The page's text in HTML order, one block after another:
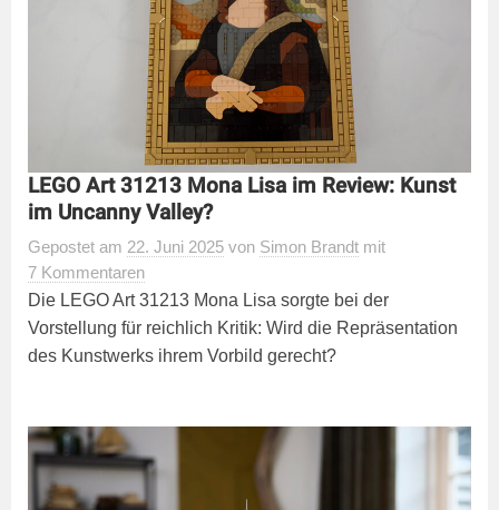
LEGO Art 31213 Mona Lisa im Review: Kunst
im Uncanny Valley?
Gepostet am 22. Juni 2025 von Simon Brandt mit
7 Kommentaren
Die LEGO Art 31213 Mona Lisa sorgte bei der
Vorstellung für reichlich Kritik: Wird die Repräsentation
des Kunstwerks ihrem Vorbild gerecht?